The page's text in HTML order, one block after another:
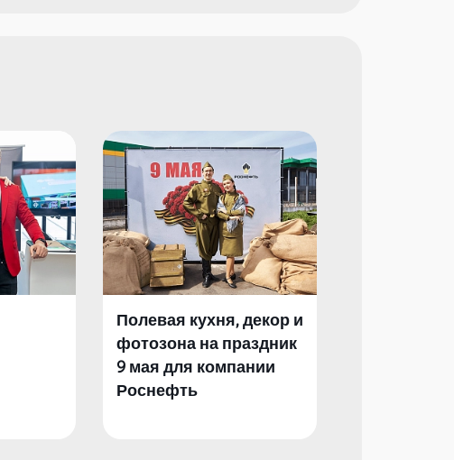
Полевая кухня, декор и
фотозона на праздник
9 мая для компании
Роснефть